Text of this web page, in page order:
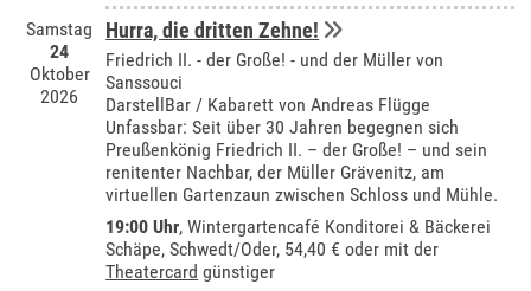
Samstag
24
Oktober
2026
Hurra, die dritten Zehne!
Friedrich II. - der Große! - und der Müller von
Sanssouci
DarstellBar / Kabarett von Andreas Flügge
Unfassbar: Seit über 30 Jahren begegnen sich
Preußenkönig Friedrich II. – der Große! – und sein
renitenter Nachbar, der Müller Grävenitz, am
virtuellen Gartenzaun zwischen Schloss und Mühle.
19:00 Uhr,Wintergartencafé Konditorei & Bäckerei
Schäpe, Schwedt/Oder, 54,40 € oder mit der
Theatercard günstiger